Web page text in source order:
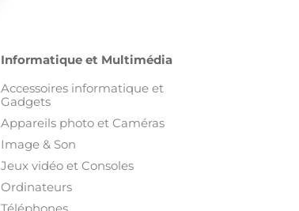
Informatique et Multimédia
Accessoires informatique et
Gadgets
Appareils photo et Caméras
Image & Son
Jeux vidéo et Consoles
Ordinateurs